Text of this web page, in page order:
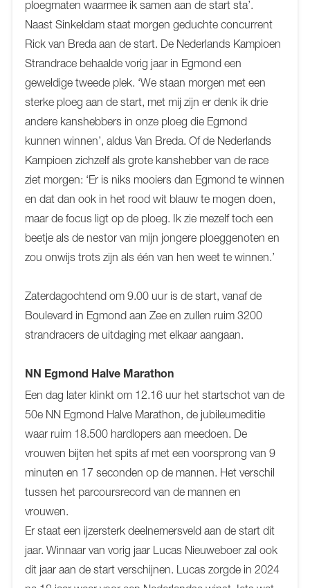
ploegmaten waarmee ik samen aan de start sta’.
Naast Sinkeldam staat morgen geduchte concurrent
Rick van Breda aan de start. De Nederlands Kampioen
Strandrace behaalde vorig jaar in Egmond een
geweldige tweede plek. ‘We staan morgen met een
sterke ploeg aan de start, met mij zijn er denk ik drie
andere kanshebbers in onze ploeg die Egmond
kunnen winnen’, aldus Van Breda. Of de Nederlands
Kampioen zichzelf als grote kanshebber van de race
ziet morgen: ‘Er is niks mooiers dan Egmond te winnen
en dat dan ook in het rood wit blauw te mogen doen,
maar de focus ligt op de ploeg. Ik zie mezelf toch een
beetje als de nestor van mijn jongere ploeggenoten en
zou onwijs trots zijn als één van hen weet te winnen.’
Zaterdagochtend om 9.00 uur is de start, vanaf de
Boulevard in Egmond aan Zee en zullen ruim 3200
strandracers de uitdaging met elkaar aangaan.
NN Egmond Halve Marathon
Een dag later klinkt om 12.16 uur het startschot van de
50e NN Egmond Halve Marathon, de jubileumeditie
waar ruim 18.500 hardlopers aan meedoen. De
vrouwen bijten het spits af met een voorsprong van 9
minuten en 17 seconden op de mannen. Het verschil
tussen het parcoursrecord van de mannen en
vrouwen.
Er staat een ijzersterk deelnemersveld aan de start dit
jaar. Winnaar van vorig jaar Lucas Nieuweboer zal ook
dit jaar aan de start verschijnen. Lucas zorgde in 2024